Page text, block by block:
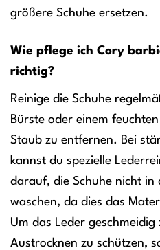
größere Schuhe ersetzen.
Wie pflege ich Cory
richtig?
Reinige die Schuhe
Bürste oder einem
Staub zu entfernen. Bei
kannst du spezielle
darauf, die Schuhe nicht in
waschen, da dies das
Um das Leder
Austrocknen zu schützen,